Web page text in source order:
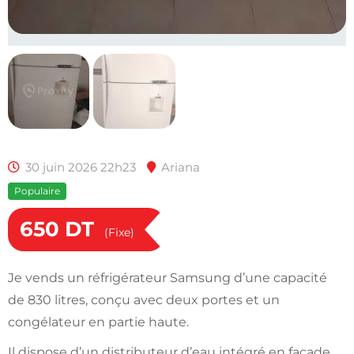
30 juin 2026 22h23 Ariana
Populaire
650 DT (Fixe)
Je vends un réfrigérateur Samsung d’une capacité
de 830 litres, conçu avec deux portes et un
congélateur en partie haute.